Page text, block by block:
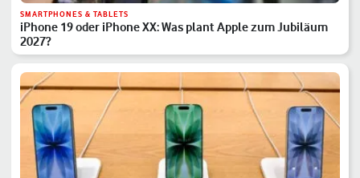
SMARTPHONES & TABLETS
iPhone 19 oder iPhone XX: Was plant Apple zum Jubiläum
2027?